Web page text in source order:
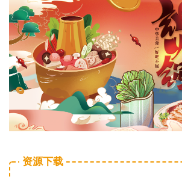
资源下载